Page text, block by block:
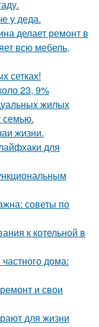
у деда.
делает ремонт в
всю мебель,
сетках!
23, 9%
жилых
семью.
жизни.
для
советы по
к котельной в
дома:
и свои
для жизни